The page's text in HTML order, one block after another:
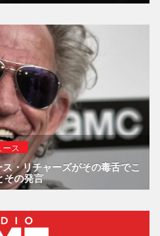
ース
・リチャーズがその毒舌でこ
その発言